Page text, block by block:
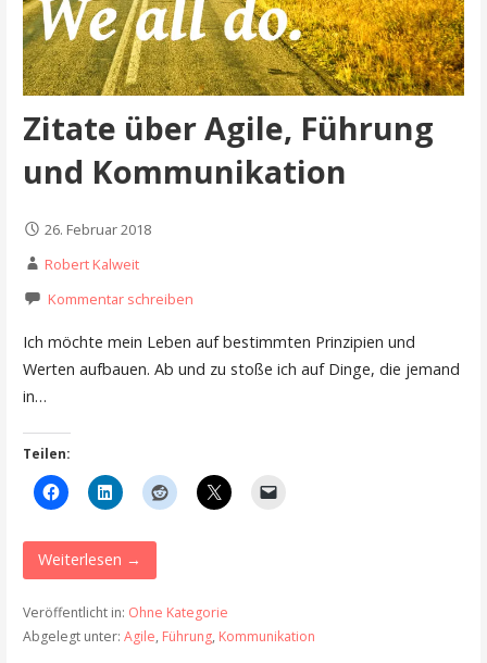
Zitate über Agile, Führung
und Kommunikation
26. Februar 2018
Robert Kalweit
Kommentar schreiben
Ich möchte mein Leben auf bestimmten Prinzipien und
Werten aufbauen. Ab und zu stoße ich auf Dinge, die jemand
in…
Teilen:
Weiterlesen →
Veröffentlicht in: Ohne Kategorie
Abgelegt unter: Agile, Führung, Kommunikation